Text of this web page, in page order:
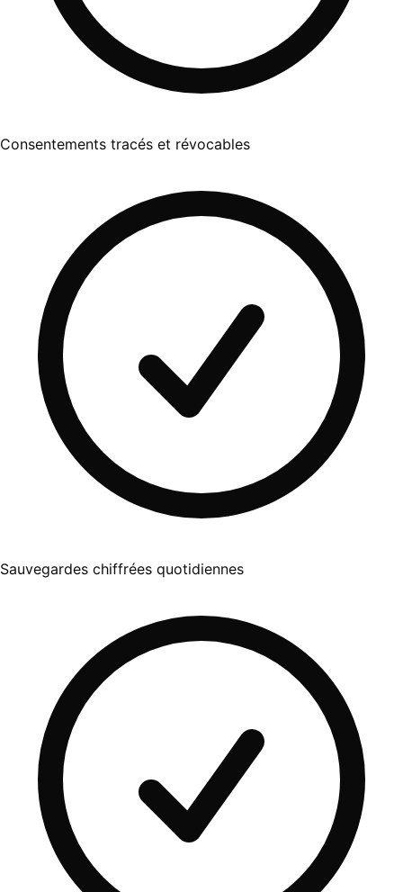
Consentements tracés et révocables
Sauvegardes chiffrées quotidiennes